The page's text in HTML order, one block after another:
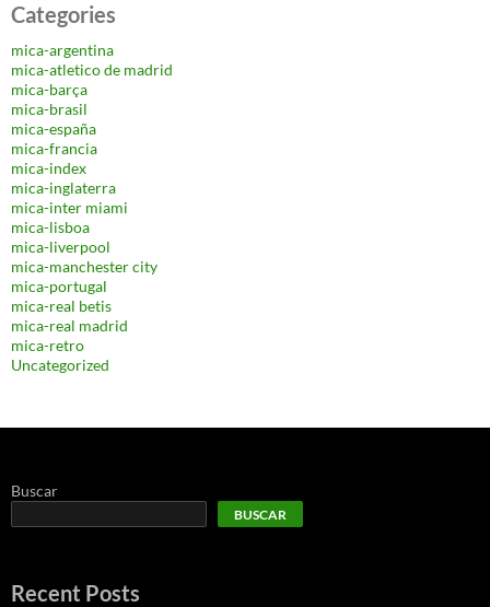
Categories
mica-argentina
mica-atletico de madrid
mica-barça
mica-brasil
mica-españa
mica-francia
mica-index
mica-inglaterra
mica-inter miami
mica-lisboa
mica-liverpool
mica-manchester city
mica-portugal
mica-real betis
mica-real madrid
mica-retro
Uncategorized
Buscar
BUSCAR
Recent Posts